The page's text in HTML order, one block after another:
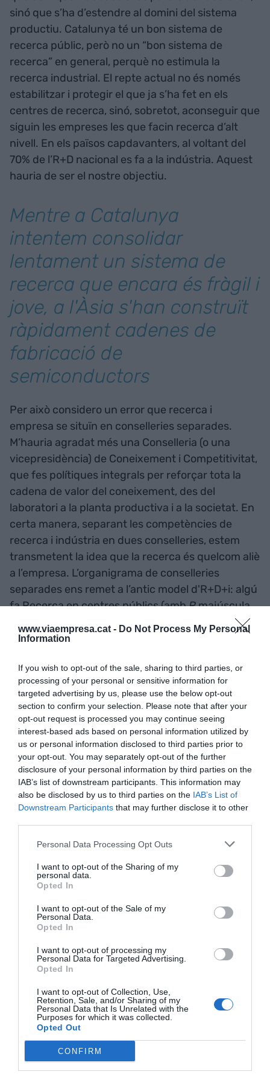
www.viaempresa.cat - Do Not Process My Personal
Information
If you wish to opt-out of the sale, sharing to third parties, or
processing of your personal or sensitive information for
targeted advertising by us, please use the below opt-out
section to confirm your selection. Please note that after your
opt-out request is processed you may continue seeing
interest-based ads based on personal information utilized by
us or personal information disclosed to third parties prior to
your opt-out. You may separately opt-out of the further
disclosure of your personal information by third parties on the
IAB’s list of downstream participants. This information may
also be disclosed by us to third parties on the IAB’s List of
Downstream Participants that may further disclose it to other
Personal Data Processing Opt Outs
I want to opt-out of the Sharing of my
personal data.
Opted In
I want to opt-out of the Sale of my
Personal Data.
Opted In
I want to opt-out of processing my
Personal Data for Targeted Advertising.
Opted In
I want to opt-out of Collection, Use,
Retention, Sale, and/or Sharing of my
Personal Data that Is Unrelated with the
Purposes for which it was collected.
Opted Out
CONFIRM
sinó que s’ha d’estendre al domini del sistema
productiu. Catalunya té un bon sistema de
recerca públic, però no un “bon sistema de
recerca” en general, perquè no estimula la
recerca industrial. El repte actual no és només
estabilitzar i protegir el que ja s’ha fet en els
centres de recerca, sinó, sobretot, aconseguir que
siguin les empreses les que facin recerca d’alt
nivell. En els països capdavanters, al voltant del
70% de l’R+D nacional es fa a la indústria. Aquest
hauria de ser el nostre objectiu.
Mentre a Catalunya
intentem consolidar
lentament un sistema de
recerca que encara és fràgil i
jove, a l'Àsia s'han construït
ràpidament cadenes de
fabricació de
semiconductors
Per això considero un error que recerca i
empresa se situïn en conselleries separades.
M’hauria agradat més una Conselleria (o una
vicepresidència) de Coneixement i Competitivitat,
que fes polítiques integrals per reforçar tota la
cadena de valor del coneixement, des del
laboratori a la planta productiva i a la societat. En
certa manera, separant les competències de
recerca i indústria en dues conselleries, estem
transmetent la idea que la recerca és quelcom aliè
a l’empresa. L’organigrama de conselleries
separades ens remet a l’antic model d'R+D+i: algú
fa Recerca en centres públics (ambRmajúscula,
activitat altruista i d’alta intensitat intel·lectual), i
algú altre fa innovació (amb
minúscula, activitat
Recordem, però, que és la desprestigiadaipetita
la que genera riquesa i llocs de treball de qualitat, i
que generar llocs de treball de qualitat és
probablement el principal repte que tenim com a
societat. El problema apareix quan, en territoris
de pimes com és Catalunya, existeix una fractura
entre centres de recerca cada cop més punters i
una indústria cada cop més desconnectada i
incapaç de fer recerca i convertir-la en nous
Hom dirà que és responsabilitat dels empresaris
capturar aquest coneixement “excel·lent” present
en els centres de recerca i convertir-lo en progrés
econòmic. Cert: la innovació és un fet
empresarial. Però si les nostres empreses no fan
innovació, calen polítiques per activar-la o correm
el risc d’esdevenir una economia
low cost. El
professor Mas-Colell parlava sobre que la recerca
d'euros anuals”. Amb aquests recursos, s’han
obtingut indubtables resultats científics. Però
més barata ha estat la política industrial,
insignificant pressupostàriament les darreres
dècades. Hem estat alumnes avantatjats del